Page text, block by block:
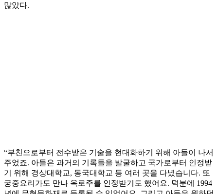
많았다.
“부친으로부터 전수받은 기술을 현대화하기 위해 아들이 나서
주었죠. 아들은 과거의 기록들을 발굴하고 국가로부터 인정받
기 위해 경상대학교, 동국대학교 등 여러 곳을 다녔습니다. 또
궁중요리가도 만나 옥로주를 인정받기도 했어요. 덕분에 1994